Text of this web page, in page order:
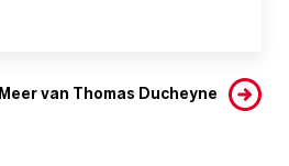
Meer van Thomas Ducheyne